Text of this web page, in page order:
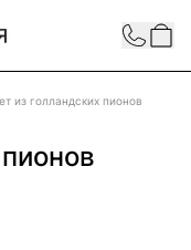
Contact
из голландских пионов